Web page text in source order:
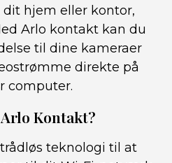
hjem eller kontor,
Arlo kontakt kan du
til dine kameraer
direkte på
computer.
Kontakt?
teknologi til at